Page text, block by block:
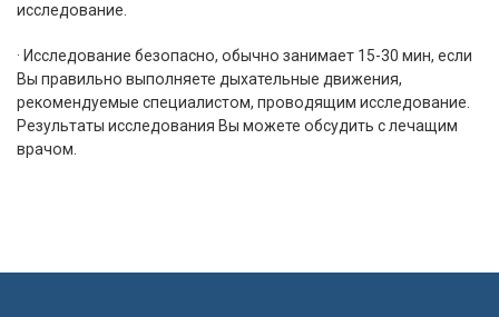
исследование.
· Исследование безопасно, обычно занимает 15-30 мин, если
Вы правильно выполняете дыхательные движения,
рекомендуемые специалистом, проводящим исследование.
Результаты исследования Вы можете обсудить с лечащим
врачом.